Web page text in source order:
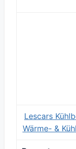
Lescars
Wärme- &